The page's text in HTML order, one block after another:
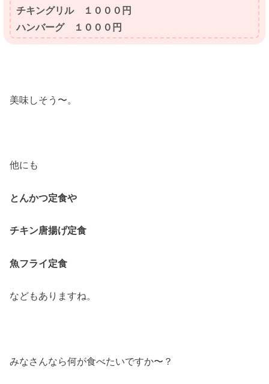
チキングリル １０００円
ハンバーグ １０００円
美味しそう〜。
他にも
とんかつ定食や
チキン唐揚げ定食
魚フライ定食
などもありますね。
みなさんなら何が食べたいですか〜？